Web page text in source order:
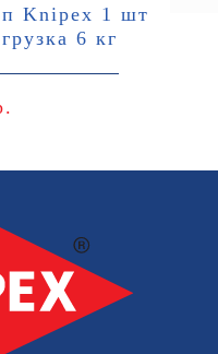
Knipex 1 шт
6 кг